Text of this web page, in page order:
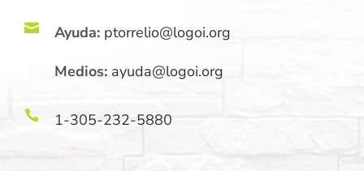
 Ayuda: ptorrelio@logoi.org
Medios: ayuda@logoi.org
 1-305-232-5880